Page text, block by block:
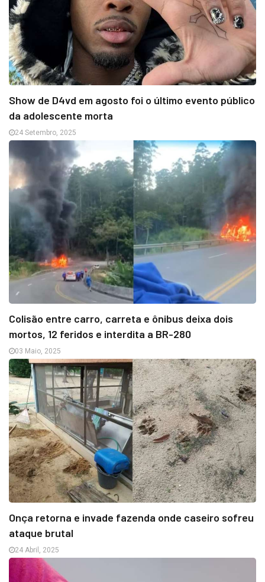
Show de D4vd em agosto foi o último evento público
da adolescente morta
24 Setembro, 2025
Colisão entre carro, carreta e ônibus deixa dois
mortos, 12 feridos e interdita a BR-280
03 Maio, 2025
Onça retorna e invade fazenda onde caseiro sofreu
ataque brutal
24 Abril, 2025